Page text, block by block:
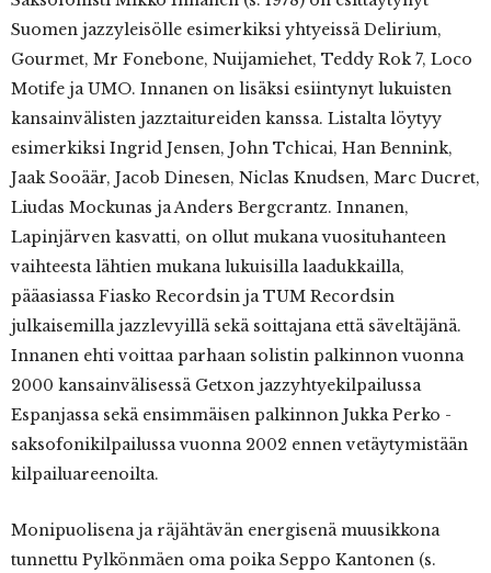
Suomen jazzyleisölle esimerkiksi yhtyeissä Delirium,
Gourmet, Mr Fonebone, Nuijamiehet, Teddy Rok 7, Loco
Motife ja UMO. Innanen on lisäksi esiintynyt lukuisten
kansainvälisten jazztaitureiden kanssa. Listalta löytyy
esimerkiksi Ingrid Jensen, John Tchicai, Han Bennink,
Jaak Sooäär, Jacob Dinesen, Niclas Knudsen, Marc Ducret,
Liudas Mockunas ja Anders Bergcrantz. Innanen,
Lapinjärven kasvatti, on ollut mukana vuosituhanteen
vaihteesta lähtien mukana lukuisilla laadukkailla,
pääasiassa Fiasko Recordsin ja TUM Recordsin
julkaisemilla jazzlevyillä sekä soittajana että säveltäjänä.
Innanen ehti voittaa parhaan solistin palkinnon vuonna
2000 kansainvälisessä Getxon jazzyhtyekilpailussa
Espanjassa sekä ensimmäisen palkinnon Jukka Perko -
saksofonikilpailussa vuonna 2002 ennen vetäytymistään
kilpailuareenoilta.
Monipuolisena ja räjähtävän energisenä muusikkona
tunnettu Pylkönmäen oma poika Seppo Kantonen (s.